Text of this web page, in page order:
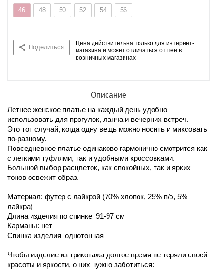
46 48 50 52 54 56
Поделиться
Цена действительна только для интернет-
магазина и может отличаться от цен в
розничных магазинах
Описание
Летнее женское платье на каждый день удобно
использовать для прогулок, ланча и вечерних встреч.
Это тот случай, когда одну вещь можно носить и миксовать
по-разному.
Повседневное платье одинаково гармонично смотрится как
с легкими туфлями, так и удобными кроссовками.
Большой выбор расцветок, как спокойных, так и ярких
тонов освежит образ.
Материал: футер с лайкрой (70% хлопок, 25% п/э, 5%
лайкра)
Длина изделия по спинке: 91-97 см
Карманы: нет
Спинка изделия: однотонная
Чтобы изделие из трикотажа долгое время не теряли своей
красоты и яркости, о них нужно заботиться: